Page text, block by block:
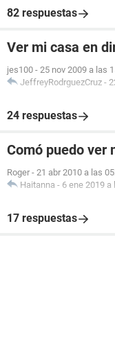
82 respuestas
Ver mi casa en
jes100 - 25 nov 2009 a las
JeffreyRodrguezCruz -
24 respuestas
Comó puedo ver
Roger - 21 abr 2010 a las
Haitanna - 6 ene 2019 a
17 respuestas